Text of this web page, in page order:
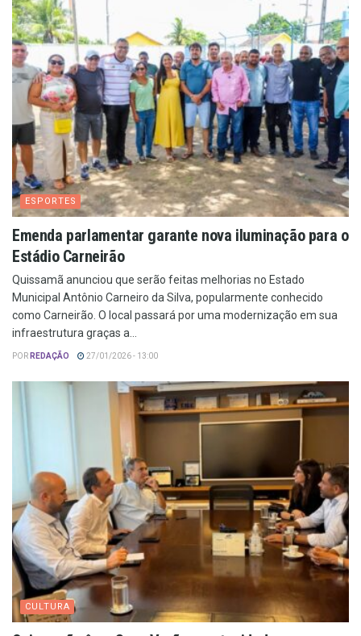
ESPORTES
Emenda parlamentar garante nova iluminação para o
Estádio Carneirão
Quissamã anunciou que serão feitas melhorias no Estado
Municipal Antônio Carneiro da Silva, popularmente conhecido
como Carneirão. O local passará por uma modernização em sua
infraestrutura graças a...
POR REDAÇÃO 27/01/2026 - 13:00
CULTURA